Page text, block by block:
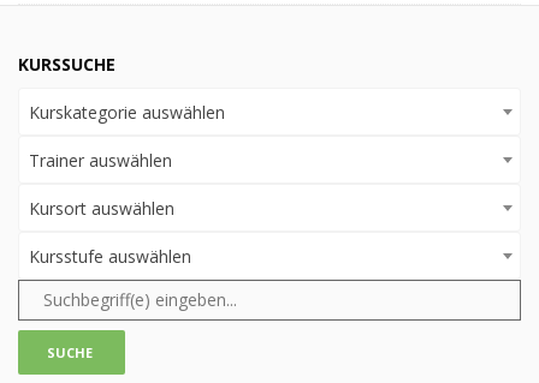
KURSSUCHE
Kurskategorie auswählen
Trainer auswählen
Kursort auswählen
Kursstufe auswählen